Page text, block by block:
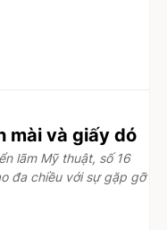
mài và giấy dó
lãm Mỹ thuật, số 16
đa chiều với sự gặp gỡ